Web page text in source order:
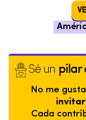
Sé un pilar
No me
Cada